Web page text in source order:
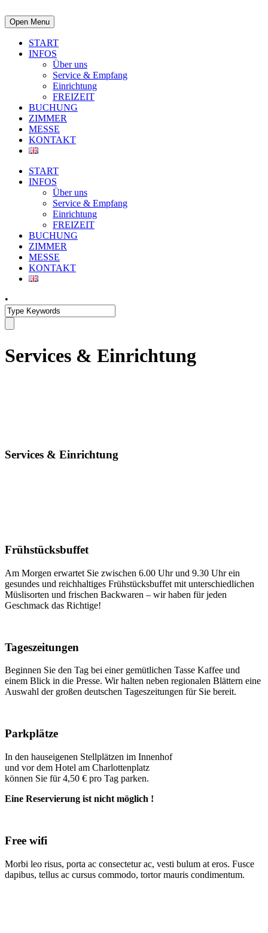
Open Menu
START
INFOS
Über uns
Service & Empfang
Einrichtung
FREIZEIT
BUCHUNG
ZIMMER
MESSE
KONTAKT
START
INFOS
Über uns
Service & Empfang
Einrichtung
FREIZEIT
BUCHUNG
ZIMMER
MESSE
KONTAKT
•
Services & Einrichtung
Services & Einrichtung
Frühstücksbuffet
Am Morgen erwartet Sie zwischen 6.00 Uhr und 9.30 Uhrein
gesundes und reichhaltiges Frühstücksbuffet mit unterschiedlichen
Müslisorten und frischen Backwaren – wir haben für jeden
Geschmack das Richtige!
Tageszeitungen
Beginnen Sie den Tag bei einer gemütlichen Tasse Kaffee und
einem Blick in die Presse. Wir halten neben regionalen Blättern eine
Auswahl der großen deutschen Tageszeitungen für Sie bereit.
Parkplätze
In den hauseigenen Stellplätzen im Innenhof
und vor dem Hotel am Charlottenplatz
können Sie für 4,50 € pro Tag parken.
Eine Reservierung ist nicht möglich !
Free wifi
Morbi leo risus, porta ac consectetur ac, vesti bulum at eros. Fusce
dapibus, tellus ac cursus commodo, tortor mauris condimentum.